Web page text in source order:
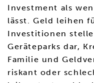
Investment als
lässt. Geld leihen
Investitionen
Geräteparks dar,
Familie und
riskant oder